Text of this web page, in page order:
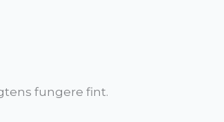
fungere fint.